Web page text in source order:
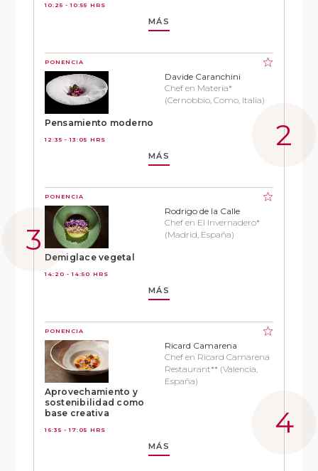
10:25 - 10:55 HRS
MÁS
PONENCIA
Pensamiento moderno
12:35 - 13:05 HRS
Davide Caranchini
Chef en Materia*
(Cernobbio, Como, Italia)
MÁS
PONENCIA
Demiglace vegetal
14:20 - 14:50 HRS
Rodrigo de la Calle
Chef en El Invernadero*
(Madrid, España)
MÁS
PONENCIA
Aprovechamiento y
sostenibilidad como
base creativa
16:35 - 17:05 HRS
Ricard Camarena
Chef en Ricard Camarena
Restaurant** (Valencia,
España)
MÁS